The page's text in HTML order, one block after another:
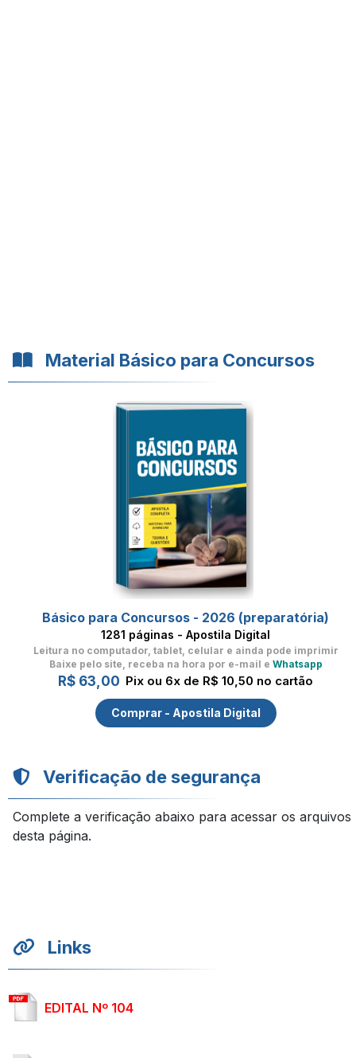
Material Básico para Concursos
Básico para Concursos - 2026 (preparatória)
1281 páginas - Apostila Digital
Leitura no computador, tablet, celular e ainda pode imprimir
Baixe pelo site, receba na hora por e-mail e Whatsapp
R$ 63,00 Pix ou 6x de R$ 10,50 no cartão
Comprar - Apostila Digital
Verificação de segurança
Complete a verificação abaixo para acessar os arquivos
desta página.
Links
EDITAL Nº 104